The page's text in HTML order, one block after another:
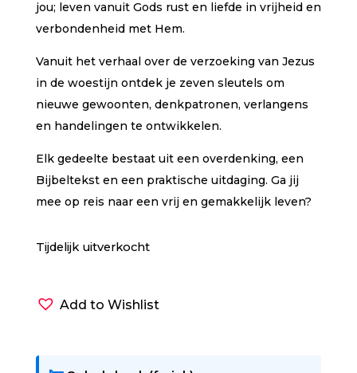
jou; leven vanuit Gods rust en liefde in vrijheid en
verbondenheid met Hem.
Vanuit het verhaal over de verzoeking van Jezus
in de woestijn ontdek je zeven sleutels om
nieuwe gewoonten, denkpatronen, verlangens
en handelingen te ontwikkelen.
Elk gedeelte bestaat uit een overdenking, een
Bijbeltekst en een praktische uitdaging. Ga jij
mee op reis naar een vrij en gemakkelijk leven?
Tijdelijk uitverkocht
Add to Wishlist